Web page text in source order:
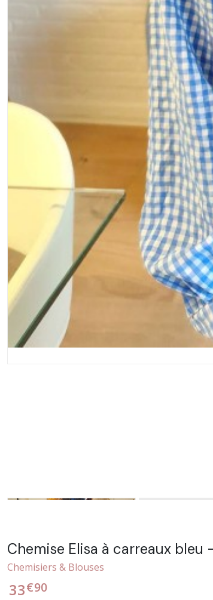
Chemise Elisa à carreaux bleu
Chemisiers & Blouses
33€90